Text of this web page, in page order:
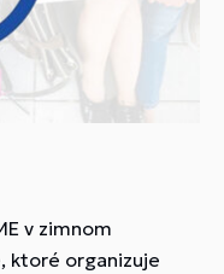
v zimnom
ktoré organizuje